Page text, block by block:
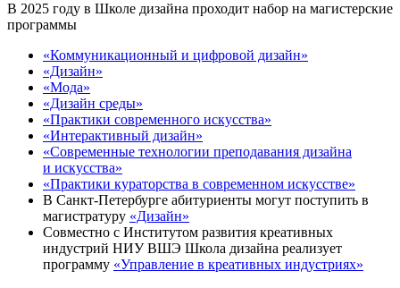
В 2025 году в Школе дизайна проходит набор на магистерские
программы
«Коммуникационный и цифровой дизайн»
«Дизайн»
«Мода»
«Дизайн среды»
«Практики современного искусства»
«Интерактивный дизайн»
«Современные технологии преподавания дизайна
и искусства»
«Практики кураторства в современном искусстве»
В Санкт-Петербурге абитуриенты могут поступить в
магистратуру «Дизайн»
Совместно с Институтом развития креативных
индустрий НИУ ВШЭ Школа дизайна реализует
программу «Управление в креативных индустриях»